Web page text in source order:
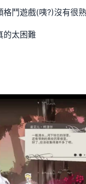
格鬥遊戲(咦?)沒有很
的太困難